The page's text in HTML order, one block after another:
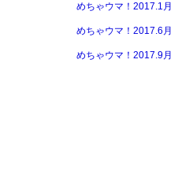
めちゃウマ！2017.1月
めちゃウマ！2017.6月
めちゃウマ！2017.9月